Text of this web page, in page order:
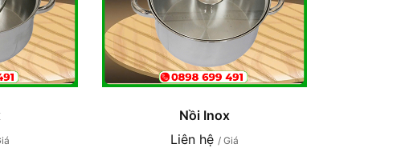
Nồi Inox
Liên hệ / Giá